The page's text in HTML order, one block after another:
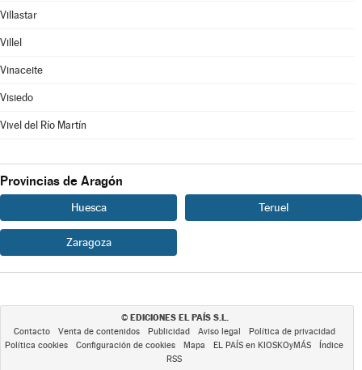
Villastar
Villel
Vinaceite
Visiedo
Vivel del Río Martín
Provincias de Aragón
Huesca Teruel
Zaragoza
© EDICIONES EL PAÍS S.L.
Contacto Venta de contenidos Publicidad Aviso legal
Política de privacidad
Política cookies
Configuración de cookies Mapa EL PAÍS en KIOSKOyMÁS
Índice
RSS